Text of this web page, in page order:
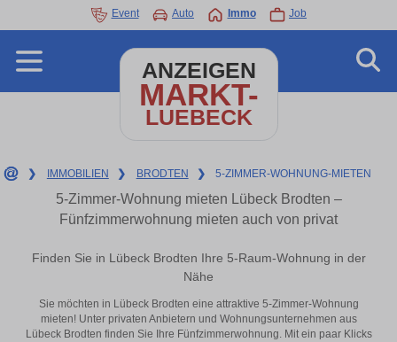
Event Auto Immo Job
ANZEIGEN
MARKT-
LUEBECK
❯ IMMOBILIEN ❯ BRODTEN ❯ 5-ZIMMER-WOHNUNG-MIETEN
5-Zimmer-Wohnung mieten Lübeck Brodten –
Fünfzimmerwohnung mieten auch von privat
Finden Sie in Lübeck Brodten Ihre 5-Raum-Wohnung in der
Nähe
Sie möchten in Lübeck Brodten eine attraktive 5-Zimmer-Wohnung
mieten! Unter privaten Anbietern und Wohnungsunternehmen aus
Lübeck Brodten finden Sie Ihre Fünfzimmerwohnung. Mit ein paar Klicks